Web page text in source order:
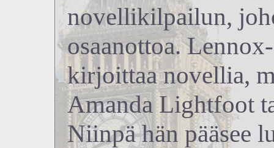
novellikilpailun,
osaanottoa.
kirjoittaa novellia,
Amanda Lightfoot
Niinpä hän pääsee